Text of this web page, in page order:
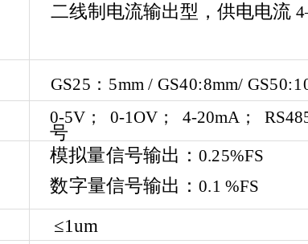
二线制 电流输出型，供电电流
GS25：5mm / GS40:8mm/ GS
0-5V； 0-1OV； 4-20mA；
号
模拟量信号输出：0.25%FS
数字量信号输出 ：0.1 %FS
≤1um